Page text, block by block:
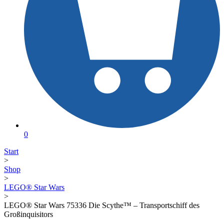
0
Start
>
Shop
>
LEGO® Star Wars
>
LEGO® Star Wars 75336 Die Scythe™ – Transportschiff des
Großinquisitors